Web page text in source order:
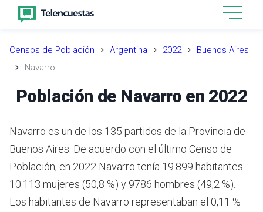
Censos de Población Argentina 2022
Buenos Aires
Navarro
Población de Navarro en 2022
Navarro es un de los 135 partidos de la Provincia de
Buenos Aires. De acuerdo con el último Censo de
Población, en 2022 Navarro tenía 19.899 habitantes:
10.113 mujeres (50,8 %) y 9786 hombres (49,2 %).
Los habitantes de Navarro representaban el 0,11 %